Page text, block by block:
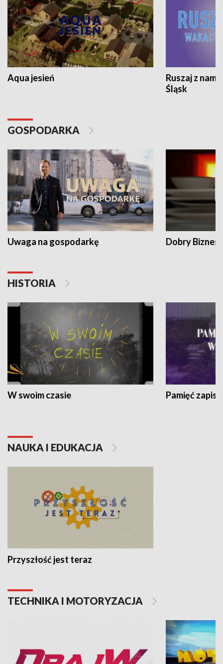
Aqua jesień
Ruszaj z
Śląsk
GOSPODARKA
Uwaga na gospodarkę Dobry Biznes
HISTORIA
W swoim czasie Pamięć
NAUKA I EDUKACJA
Przyszłość jest teraz
TECHNIKA I MOTORYZACJA